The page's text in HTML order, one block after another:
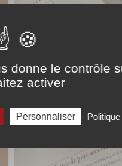
donne le contrôle
activer
Personnaliser